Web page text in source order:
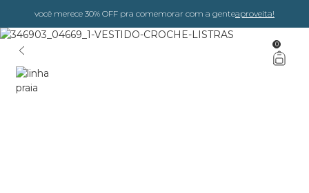
você merece 30% OFF pra comemorar com a genteaproveita!
0